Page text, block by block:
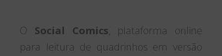
O Social Comics, plataforma online
para leitura de quadrinhos em versão